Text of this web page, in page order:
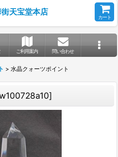
天宝堂本店
カート
ご利用案内 問い合わせ
> 水晶クォーツポイント
]